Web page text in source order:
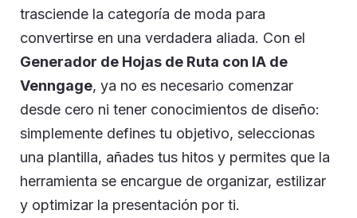
trasciende la categoría de moda para
convertirse en una verdadera aliada. Con el
Generador de Hojas de Ruta con IA de
Venngage, ya no es necesario comenzar
desde cero ni tener conocimientos de diseño:
simplemente defines tu objetivo, seleccionas
una plantilla, añades tus hitos y permites que la
herramienta se encargue de organizar, estilizar
y optimizar la presentación por ti.